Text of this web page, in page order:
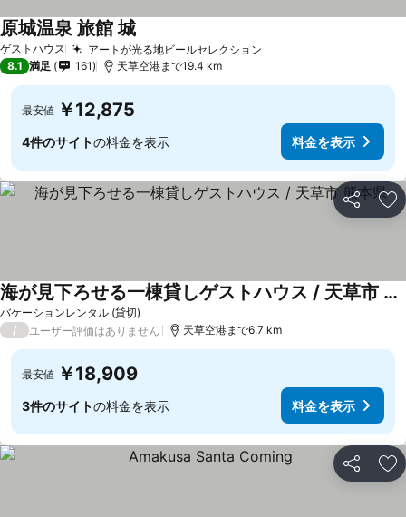
ゲストハウス アートが光る地ビールセレクション
原城温泉 旅館 城
8.1 満足 161 天草空港まで19.4 km
最安値 ￥12,875
4件のサイトの料金を表示 料金を表示
シェア お
バケーションレンタル (貸切)
海が見下ろせる一棟貸しゲストハウス / 天草市 熊本県
/ ユーザー評価はありません 天草空港まで6.7 km
最安値 ￥18,909
3件のサイトの料金を表示 料金を表示
シェア お